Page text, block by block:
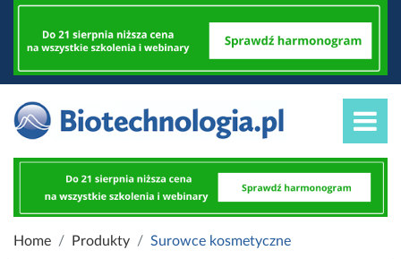
Home Produkty Surowce kosmetyczne